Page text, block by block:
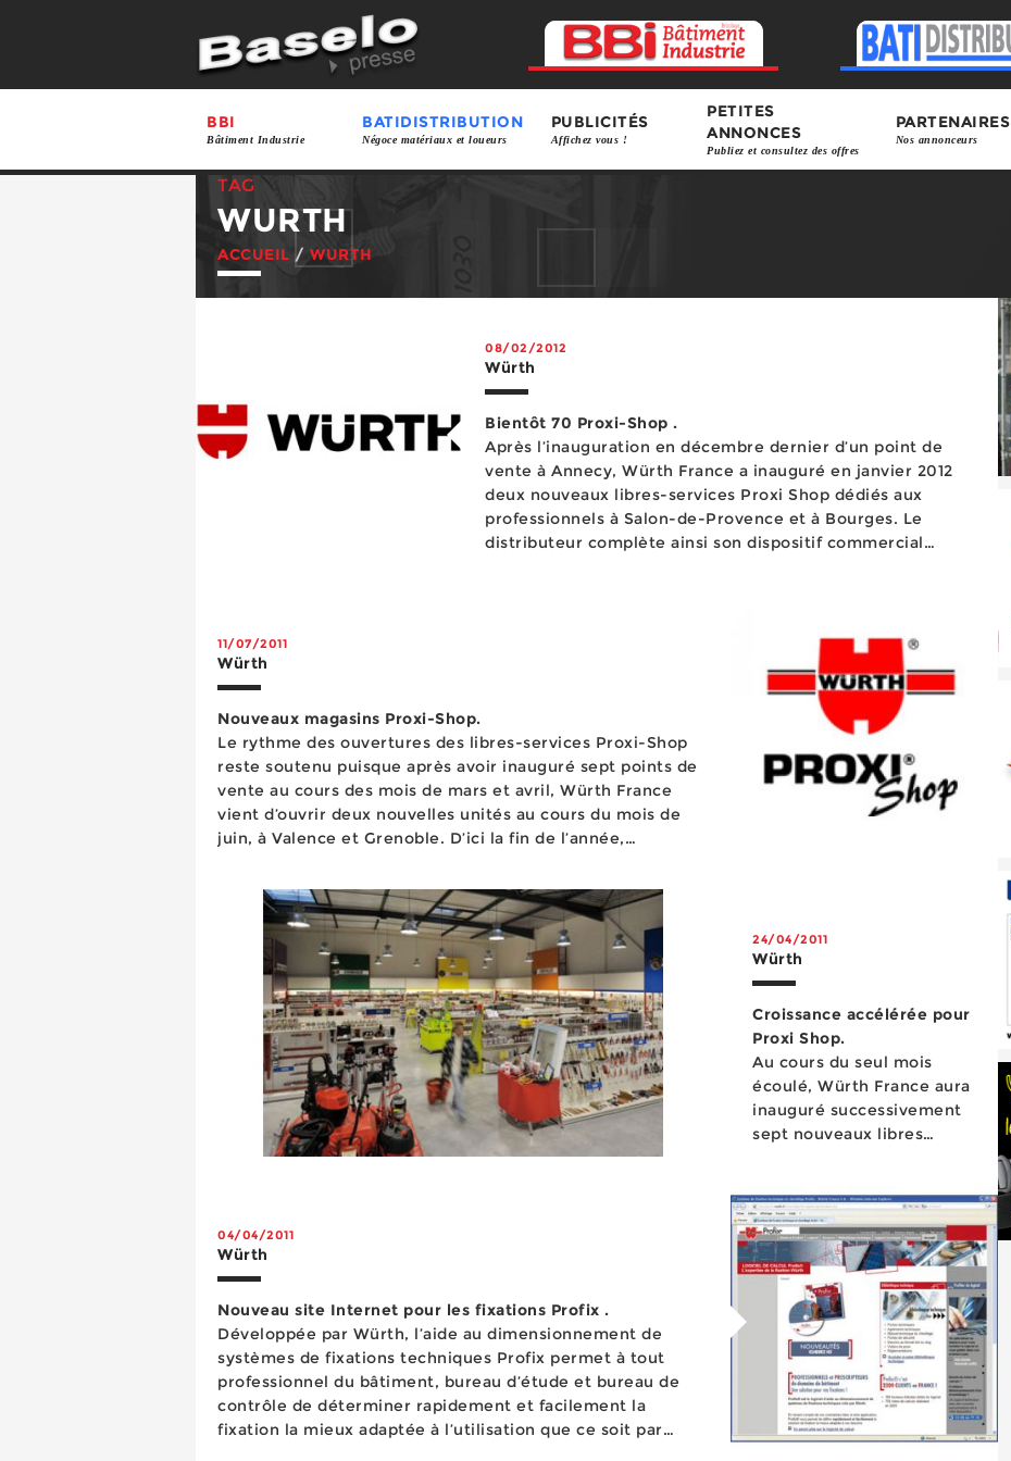
BBI
Bâtiment Industrie
BATIDISTRIBUTION
Négoce matériaux et loueurs
PUBLICITÉS
Affichez vous !
PETITES
ANNONCES
Publiez et consultez des offres
PARTENAIRES
Nos annonceurs
TAG
WURTH
ACCUEIL / WURTH
08/02/2012
Würth
Bientôt 70 Proxi-Shop .
Après l’inauguration en décembre dernier d’un point de
vente à Annecy, Würth France a inauguré en janvier 2012
deux nouveaux libres-services Proxi Shop dédiés aux
professionnels à Salon-de-Provence et à Bourges. Le
distributeur complète ainsi son dispositif commercial
11/07/2011
Würth
Nouveaux magasins Proxi-Shop.
Le rythme des ouvertures des libres-services Proxi-Shop
reste soutenu puisque après avoir inauguré sept points de
vente au cours des mois de mars et avril, Würth France
vient d’ouvrir deux nouvelles unités au cours du mois de
juin, à Valence et Grenoble. D’ici la fin de l’année,
pays. ...
24/04/2011
Würth
Croissance accélérée pour
Proxi Shop.
Au cours du seul mois
écoulé, Würth France aura
inauguré successivement
sept nouveaux libres
04/04/2011
Würth
Nouveau site Internet pour les fixations Profix .
Développée par Würth, l’aide au dimensionnement de
systèmes de fixations techniques Profix permet à tout
professionnel du bâtiment, bureau d’étude et bureau de
contrôle de déterminer rapidement et facilement la
fixation la mieux adaptée à l’utilisation que ce soit par